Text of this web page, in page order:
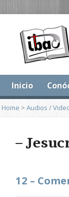
Inicio
Home > Audios /
–
12 –